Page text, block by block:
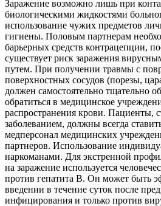
Заражение возможно лишь при
биологическими жидкостями
использование чужих предметов
гигиены. Половым партнерам
барьерных средств контрацепции,
существует риск заражения
путем. При получении травмы с
поверхностных сосудов (порезы,
должен самостоятельно тщательно
обратиться в медицинское
распространения крови. Пациенты,
заболеванием, должны всегда
медперсонал медицинских
партнеров. Использование
наркоманами. Для экстренной
на заражение используется
против гепатита В. Он может быть
введении в течение суток после
инфицирования и только против